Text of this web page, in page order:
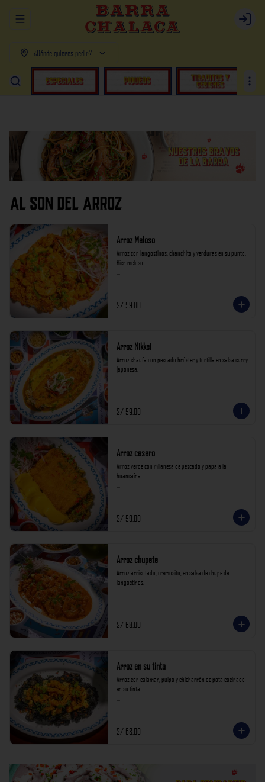
Abrir menu de navegación Login
¿Dónde quieres pedir?
AL SON DEL ARROZ
Arroz Meloso
Arroz con langostinos, chanchito y verduras en su punto.
Bien meloso.
S/ 59.00
Arroz Nikkei
Arroz chaufa con pescado bróster y tortilla en salsa curry
japonesa.
S/ 59.00
Arroz casero
Arroz verde con milanesa de pescado y papa a la
huancaína.
S/ 59.00
Arroz chupete
Arroz arrisotado, cremosito, en salsa de chupe de
langostinos.
S/ 68.00
Arroz en su tinta
Arroz con calamar, pulpo y chicharrón de pota cocinado
en su tinta.
S/ 68.00